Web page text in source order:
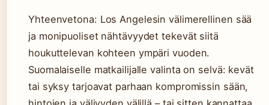
Yhteenvetona: Los Angelesin välimerellinen sää
ja monipuoliset nähtävyydet tekevät siitä
houkuttelevan kohteen ympäri vuoden.
Suomalaiselle matkailijalle valinta on selvä: kevät
tai syksy tarjoavat parhaan kompromissin sään,